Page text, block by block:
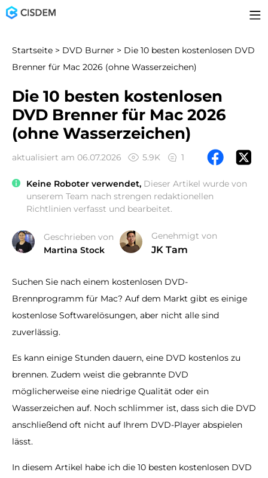
Startseite > DVD Burner > Die 10 besten kostenlosen DVD
Brenner für Mac 2026 (ohne Wasserzeichen)
Die 10 besten kostenlosen
DVD Brenner für Mac 2026
(ohne Wasserzeichen)
aktualisiert am 06.07.2026 5.9K 1
Keine Roboter verwendet, Dieser Artikel wurde von
unserem Team nach strengen redaktionellen
Richtlinien verfasst und bearbeitet.
Geschrieben von
Martina Stock
Genehmigt von
JK Tam
Suchen Sie nach einem kostenlosen DVD-
Brennprogramm für Mac? Auf dem Markt gibt es einige
kostenlose Softwarelösungen, aber nicht alle sind
zuverlässig.
Es kann einige Stunden dauern, eine DVD kostenlos zu
brennen. Zudem weist die gebrannte DVD
möglicherweise eine niedrige Qualität oder ein
Wasserzeichen auf. Noch schlimmer ist, dass sich die DVD
anschließend oft nicht auf Ihrem DVD-Player abspielen
lässt.
In diesem Artikel habe ich die 10 besten kostenlosen DVD